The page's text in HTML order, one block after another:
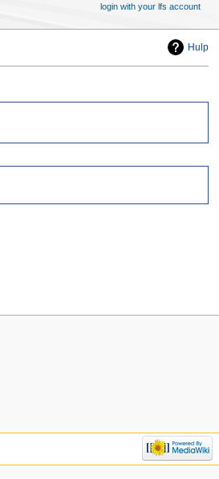
Hulp
login with your lfs account